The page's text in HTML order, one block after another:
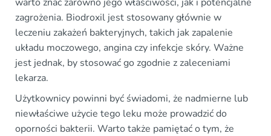
zagrożenia. Biodroxil jest stosowany głównie w
leczeniu zakażeń bakteryjnych, takich jak zapalenie
układu moczowego, angina czy infekcje skóry. Ważne
jest jednak, by stosować go zgodnie z zaleceniami
lekarza.
Użytkownicy powinni być świadomi, że nadmierne lub
niewłaściwe użycie tego leku może prowadzić do
oporności bakterii. Warto także pamiętać o tym, że